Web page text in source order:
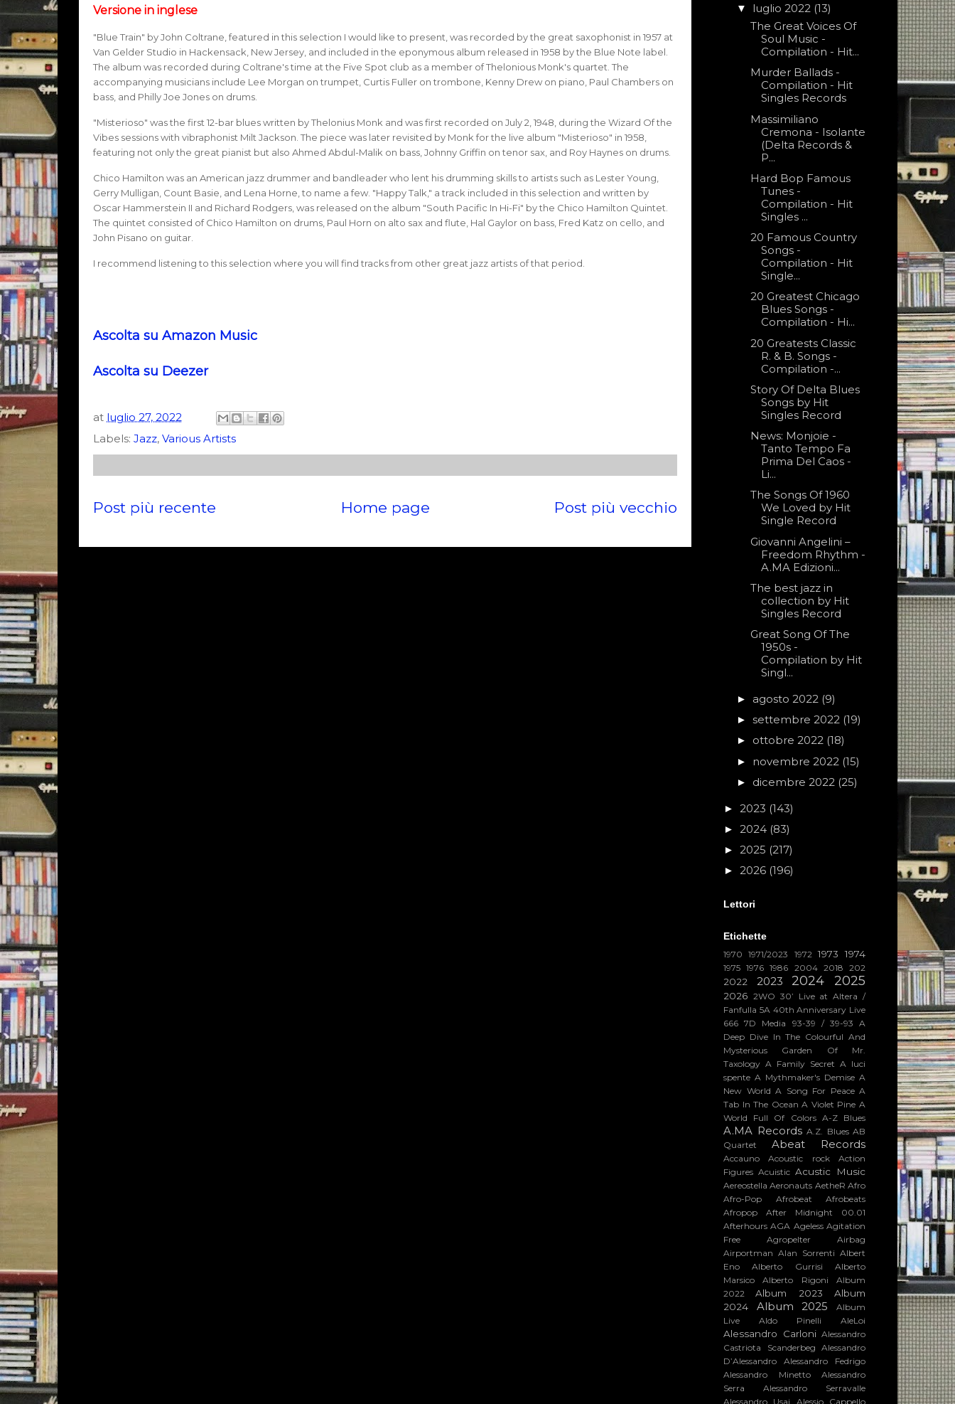
Versione in inglese
"Blue Train" by John Coltrane, featured in this selection I would like to present, was recorded by the great saxophonist in 1957 at
Van Gelder Studio in Hackensack, New Jersey, and included in the eponymous album released in 1958 by the Blue Note label.
The album was recorded during Coltrane's time at the Five Spot club as a member of Thelonious Monk's quartet. The
accompanying musicians include Lee Morgan on trumpet, Curtis Fuller on trombone, Kenny Drew on piano, Paul Chambers on
bass, and Philly Joe Jones on drums.
"Misterioso" was the first 12-bar blues written by Thelonius Monk and was first recorded on July 2, 1948, during the Wizard Of the
Vibes sessions with vibraphonist Milt Jackson. The piece was later revisited by Monk for the live album "Misterioso" in 1958,
featuring not only the great pianist but also Ahmed Abdul-Malik on bass, Johnny Griffin on tenor sax, and Roy Haynes on drums.
Chico Hamilton was an American jazz drummer and bandleader who lent his drumming skills to artists such as Lester Young,
Gerry Mulligan, Count Basie, and Lena Horne, to name a few. "Happy Talk," a track included in this selection and written by
Oscar Hammerstein II and Richard Rodgers, was released on the album "South Pacific In Hi-Fi" by the Chico Hamilton Quintet.
The quintet consisted of Chico Hamilton on drums, Paul Horn on alto sax and flute, Hal Gaylor on bass, Fred Katz on cello, and
John Pisano on guitar.
I recommend listening to this selection where you will find tracks from other great jazz artists of that period.
Ascolta su Amazon Music
Ascolta su Deezer
at luglio 27, 2022
Labels: Jazz, Various Artists
Post più recente Post più vecchio
Home page
▼ luglio 2022 (13)
The Great Voices Of
Soul Music -
Compilation - Hit...
Murder Ballads -
Compilation - Hit
Singles Records
Massimiliano
Cremona - Isolante
(Delta Records &
P...
Hard Bop Famous
Tunes -
Compilation - Hit
Singles ...
20 Famous Country
Songs -
Compilation - Hit
Single...
20 Greatest Chicago
Blues Songs -
Compilation - Hi...
20 Greatests Classic
R. & B. Songs -
Compilation -...
Story Of Delta Blues
Songs by Hit
Singles Record
News: Monjoie -
Tanto Tempo Fa
Prima Del Caos -
Li...
The Songs Of 1960
We Loved by Hit
Single Record
Giovanni Angelini –
Freedom Rhythm -
A.MA Edizioni...
The best jazz in
collection by Hit
Singles Record
Great Song Of The
1950s -
Compilation by Hit
Singl...
► agosto 2022 (9)
► settembre 2022 (19)
► ottobre 2022 (18)
► novembre 2022 (15)
► dicembre 2022 (25)
► 2023 (143)
► 2024 (83)
► 2025 (217)
► 2026 (196)
Lettori
Etichette
1970 1971/2023 1972 1973 1974
1975 1976 1986 2004 2018 202
2022 2023 2024 2025
2026 2WO 30’ Live at Altera /
Fanfulla 5A 40th Anniversary Live
666 7D Media 93-39 / 39-93
A
Deep Dive In The Colourful And
Mysterious Garden Of Mr.
Taxology A Family Secret A luci
spente A Mythmaker's Demise A
New World A Song For Peace A
Tab In The Ocean A Violet Pine A
World Full Of Colors A-Z Blues
A.MA Records A.Z. Blues AB
Quartet
Abeat Records
Accauno Acoustic rock
Action
Figures Acuistic Acustic Music
Aereostella Aeronauts AetheR Afro
Afro-Pop
Afrobeat
Afrobeats
Afropop
After Midnight 00.01
Afterhours AGA Ageless Agitation
Free
Agropelter
Airbag
Airportman Alan Sorrenti Albert
Eno
Alberto Gurrisi
Alberto
Marsico
Alberto Rigoni
Album
2022
Album 2023
Album
2024
Album 2025
Album
Live
Aldo Pinelli AleLoi
Alessandro Carloni Alessandro
Castriota Scanderbeg Alessandro
D’Alessandro
Alessandro Fedrigo
Alessandro Minetto
Alessandro
Serra
Alessandro Serravalle
Alessandro Usai
Alessio Cappello